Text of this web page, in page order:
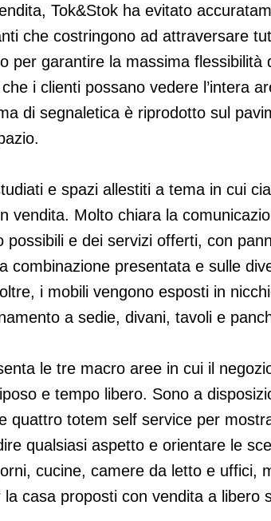
Tok&Stok ha evitato
che costringono ad attraversare
per garantire la massima flessibilità
i clienti possano vedere l’intera
di segnaletica è riprodotto sul
e spazi allestiti a tema in cui
vendita. Molto chiara la
e dei servizi offerti, con
combinazione presentata e sulle
i mobili vengono esposti in
a sedie, divani, tavoli e
le tre macro aree in cui il
e tempo libero. Sono a
quattro totem self service per
qualsiasi aspetto e orientare le
cucine, camere da letto e uffici,
casa proposti con vendita a libero